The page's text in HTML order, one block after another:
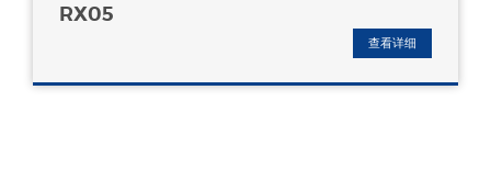
RX05
查看详细